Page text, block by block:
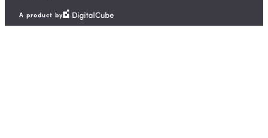
Facebook
GitHubSpeaker
Deck
A product by